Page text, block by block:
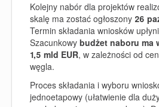
Kolejny nabór dla projektów
skalę ma zostać ogłoszony 26
Termin składania wniosków
Szacunkowy budżet naboru ma
1,5 mld EUR, w zależności od
węgla.
Proces składania i wyboru
jednoetapowy (ułatwienie dla